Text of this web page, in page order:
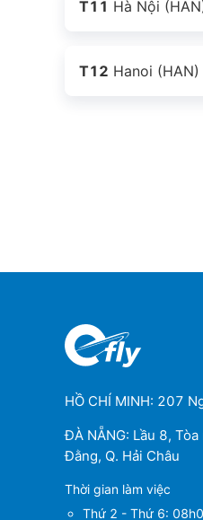
T11 Hà Nội
T12 Hanoi
HỒ CHÍ MINH: 207
ĐÀ NẴNG: Lầu 8,
Đằng, Q. Hải Châu
Thời gian làm việc
Thứ 2 - Thứ 6: